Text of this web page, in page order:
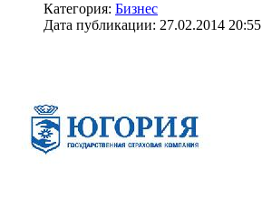
Категория: Бизнес
Дата публикации: 27.02.2014 20:55